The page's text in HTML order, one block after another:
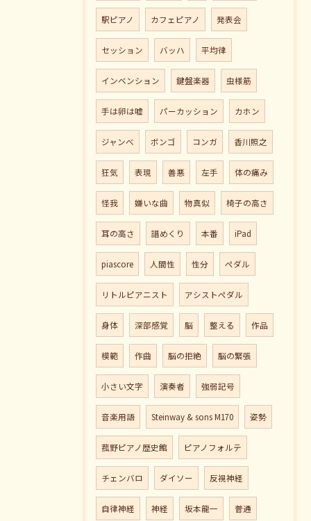
駅ピアノ カフェピアノ 発表会
セッション バッハ 平均律
インベンション 鍵盤楽器 虫様筋
手は卵は嘘 パーカッション カホン
ジャンべ ボンゴ コンガ 香川照之
狂気 表現 善悪 左手 体の痛み
怪我 嫌いな曲 物真似 椅子の高さ
耳の高さ 譜めくり 本番 iPad
piascore 人間性 性分 ペダル
リトルピアニスト アシストペダル
身体 深部感覚 脳 整える 作品
模範 作曲 脳の拒絶 脳の緊張
小さい文字 演奏者 強弱記号
音楽用語 Steinway & sons M170 姿勢
菰野ピアノ歴史館 ピアノフォルテ
チェンバロ ダイソー 反視神経
自律神経 神経 坂本龍一 普通